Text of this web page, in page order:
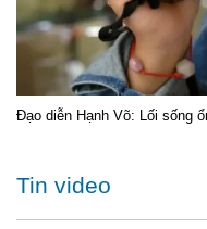
Đạo diễn Hạnh Võ: Lối sống
Tin video